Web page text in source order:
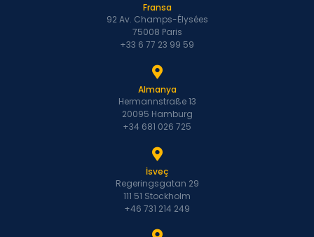
Fransa
92 Av. Champs-Élysées
75008 Paris
+33 6 77 23 99 59
Almanya
Hermannstraße 13
20095 Hamburg
+34 681 026 725
İsveç
Regeringsgatan 29
111 51 Stockholm
+46 731 214 249